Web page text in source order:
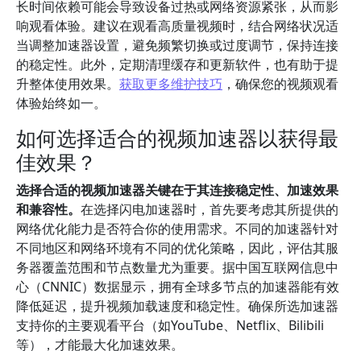
长时间依赖可能会导致设备过热或网络资源紧张，从而影
响观看体验。建议在观看高质量视频时，结合网络状况适
当调整加速器设置，避免频繁切换或过度调节，保持连接
的稳定性。此外，定期清理缓存和更新软件，也有助于提
升整体使用效果。 获取更多维护技巧 ，确保您的视频观看
体验始终如一。
如何选择适合的视频加速器以获得最
佳效果？
选择合适的视频加速器关键在于其连接稳定性、加速效果
和兼容性。 在选择闪电加速器时，首先要考虑其所提供的
网络优化能力是否符合你的使用需求。不同的加速器针对
不同地区和网络环境有不同的优化策略，因此，评估其服
务器覆盖范围和节点数量尤为重要。据中国互联网信息中
心（CNNIC）数据显示，拥有全球多节点的加速器能有效
降低延迟，提升视频加载速度和稳定性。确保所选加速器
支持你的主要观看平台（如YouTube、Netflix、Bilibili
等），才能最大化加速效果。